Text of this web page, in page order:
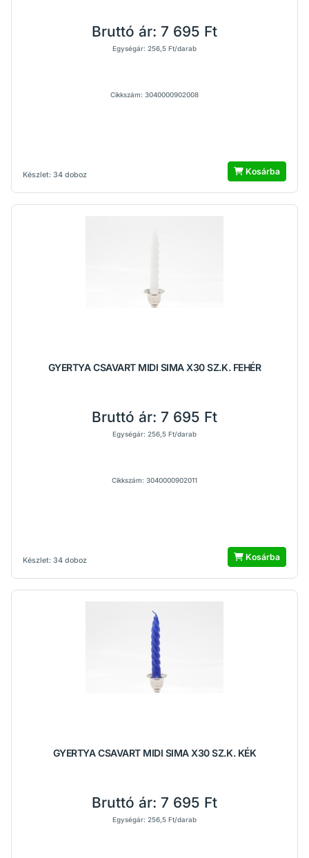
Készlet: 34 doboz
Bruttó ár: 7 695 Ft
Egységár: 256,5 Ft/darab
Cikkszám: 3040000902008
Kosárba
GYERTYA CSAVART MIDI SIMA X30 SZ.K. FEHÉR
Készlet: 34 doboz
Bruttó ár: 7 695 Ft
Egységár: 256,5 Ft/darab
Cikkszám: 3040000902011
Kosárba
GYERTYA CSAVART MIDI SIMA X30 SZ.K. KÉK
Bruttó ár: 7 695 Ft
Egységár: 256,5 Ft/darab